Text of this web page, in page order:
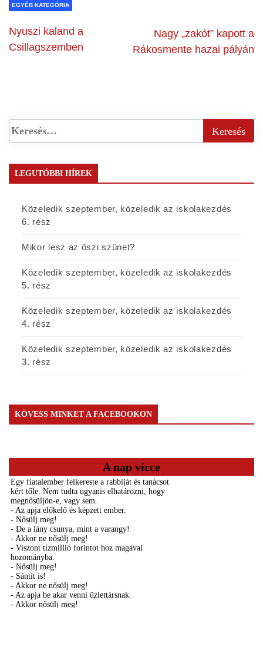
EGYÉB KATEGÓRIA
Nyuszi kaland a
Csillagszemben
Nagy „zakót” kapott a
Rákosmente hazai pályán
LEGUTÓBBI HÍREK
Közeledik szeptember, közeledik az iskolakezdés
6. rész
Mikor lesz az őszi szünet?
Közeledik szeptember, közeledik az iskolakezdés
5. rész
Közeledik szeptember, közeledik az iskolakezdés
4. rész
Közeledik szeptember, közeledik az iskolakezdés
3. rész
KÖVESS MINKET A FACEBOOKON
A nap vicce